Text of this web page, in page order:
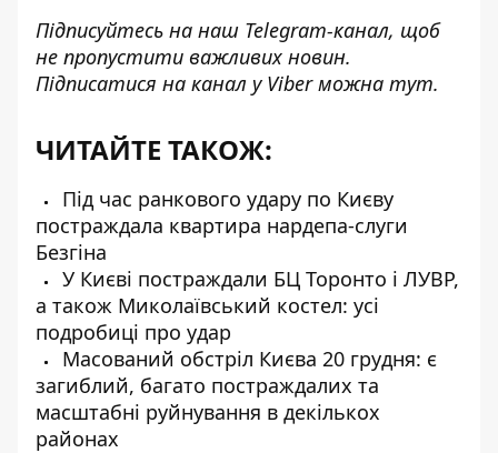
Підписуйтесь на наш Telegram-канал, щоб
не пропустити важливих новин.
Підписатися на канал у Viber можна тут.
ЧИТАЙТЕ ТАКОЖ:
Під час ранкового удару по Києву
постраждала квартира нардепа-слуги
Безгіна
У Києві постраждали БЦ Торонто і ЛУВР,
а також Миколаївський костел: усі
подробиці про удар
Масований обстріл Києва 20 грудня: є
загиблий, багато постраждалих та
масштабні руйнування в декількох
районах